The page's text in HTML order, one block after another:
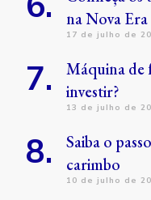
na Nova Era
17 de julho de
Máquina de
investir?
13 de julho de
Saiba o
carimbo
10 de julho de